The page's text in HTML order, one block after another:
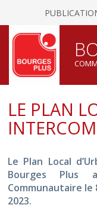
LE PLAN
Le Plan Local
Bourges Plus
Communautaire
2023.